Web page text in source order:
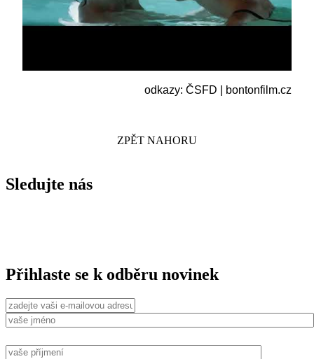
odkazy: ČSFD bontonfilm.cz
ZPĚT NAHORU
Sledujte nás
Přihlaste se k odběru novinek